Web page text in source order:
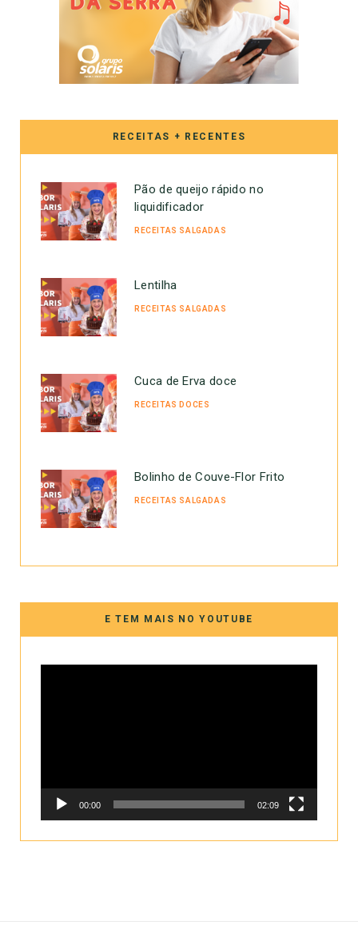
RECEITAS + RECENTES
Pão de queijo rápido no
liquidificador
RECEITAS SALGADAS
Lentilha
RECEITAS SALGADAS
Cuca de Erva doce
RECEITAS DOCES
Bolinho de Couve-Flor Frito
RECEITAS SALGADAS
E TEM MAIS NO YOUTUBE
00:00 02:09